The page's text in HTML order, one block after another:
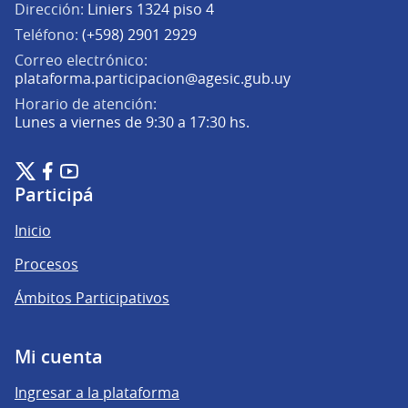
Dirección: Liniers 1324 piso 4
Teléfono: (+598) 2901 2929
Correo electrónico:
plataforma.participacion@agesic.gub.uy(Abrir en una
Horario de atención:
Lunes a viernes de 9:30 a 17:30 hs.
Plataforma de Participación Ciudadana Digital en X
(Enlace externo)
Plataforma de Participación Ciudadana Digital en Facebook
(Enlace externo)
Plataforma de Participación Ciudadana Digital en
(Enlace externo)
Participá
Inicio
Procesos
Ámbitos Participativos
Mi cuenta
Ingresar a la plataforma